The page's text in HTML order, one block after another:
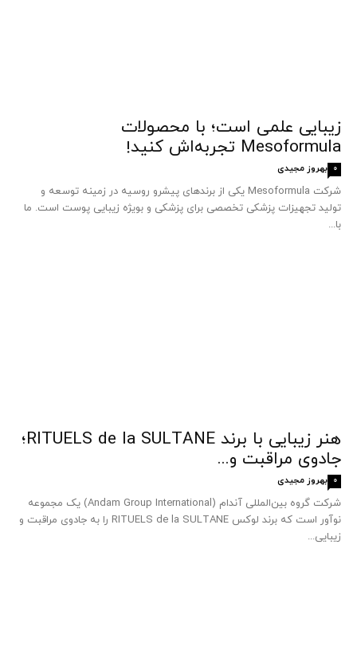
زیبایی علمی است؛ با محصولات
Mesoformula تجربه‌اش کنید!
بهروز مجیدی 0
شرکت Mesoformula یکی از برندهای پیشرو روسیه در زمینه توسعه و
تولید تجهیزات پزشکی تخصصی برای پزشکی و بویژه زیبایی پوست است. ما
با...
هنر زیبایی با برند RITUELS de la SULTANE؛
جادوی مراقبت و...
بهروز مجیدی 0
شرکت گروه بین‌المللی آندام (Andam Group International) یک مجموعه
نوآور است که برند لوکس RITUELS de la SULTANE را به جادوی مراقبت و
زیبایی...